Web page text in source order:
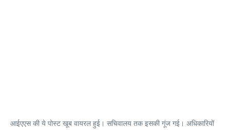
आईएएस की ये पोस्ट खूब वायरल हुई। सचिवालय तक इसकी गूंज गई। अधिकारियों